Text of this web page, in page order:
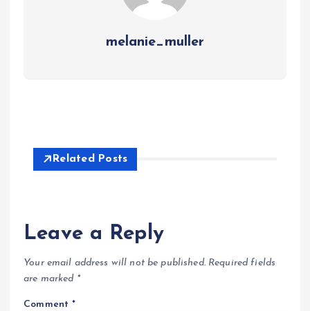
melanie_muller
Related Posts
Leave a Reply
Your email address will not be published. Required fields
are marked *
Comment*